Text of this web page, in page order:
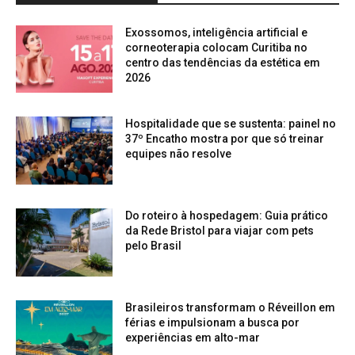
Exossomos, inteligência artificial e
corneoterapia colocam Curitiba no
centro das tendências da estética em
2026
Hospitalidade que se sustenta: painel no
37º Encatho mostra por que só treinar
equipes não resolve
Do roteiro à hospedagem: Guia prático
da Rede Bristol para viajar com pets
pelo Brasil
Brasileiros transformam o Réveillon em
férias e impulsionam a busca por
experiências em alto-mar